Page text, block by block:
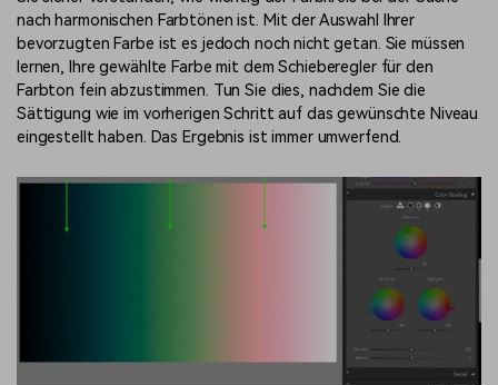
nach harmonischen Farbtönen ist. Mit der Auswahl Ihrer
bevorzugten Farbe ist es jedoch noch nicht getan. Sie müssen
lernen, Ihre gewählte Farbe mit dem Schieberegler für den
Farbton fein abzustimmen. Tun Sie dies, nachdem Sie die
Sättigung wie im vorherigen Schritt auf das gewünschte Niveau
eingestellt haben. Das Ergebnis ist immer umwerfend.